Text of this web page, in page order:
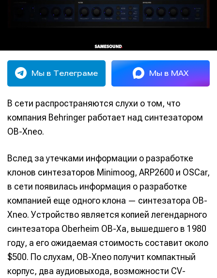
Мы в Телеграме Мы в MAX
В сети распространяются слухи о том, что
компания Behringer работает над синтезатором
OB-Xneo.
Вслед за утечками информации о разработке
клонов синтезаторов Minimoog, ARP2600 и OSCar,
в сети появилась информация о разработке
компанией еще одного клона — синтезатора OB-
Xneo. Устройство является копией легендарного
синтезатора Oberheim OB-Xa, вышедшего в 1980
году, а его ожидаемая стоимость составит около
$500. По слухам, OB-Xneo получит компактный
корпус, два аудиовыхода, возможности CV-